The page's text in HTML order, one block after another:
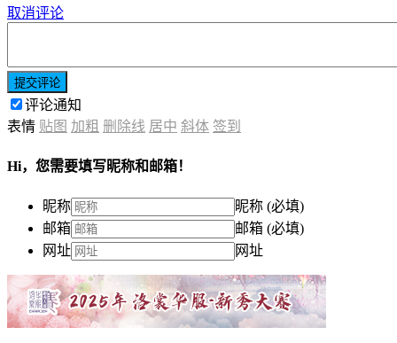
取消评论
提交评论
评论通知
表情 贴图 加粗 删除线 居中 斜体 签到
Hi，您需要填写昵称和邮箱！
昵称
昵称 (必填)
邮箱
邮箱 (必填)
网址
网址